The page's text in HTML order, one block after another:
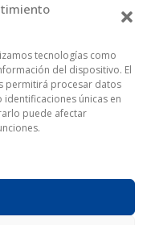
tecnologías como
del dispositivo. El
permitirá procesar datos
únicas en
puede afectar
tu experiencia. Al